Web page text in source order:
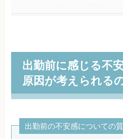
出勤前に感じる不
原因が考えられる
出勤前の不安感についての